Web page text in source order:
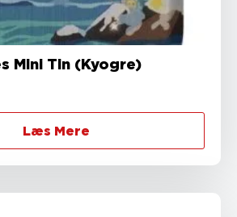
Mini Tin (Kyogre)
Læs Mere